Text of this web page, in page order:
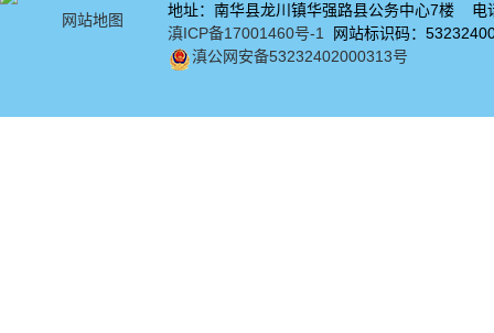
网站地图
地址：南华县龙川镇华强路县公务中心7楼
滇ICP备17001460号-1
网站标识码：
滇公网安备53232402000313号